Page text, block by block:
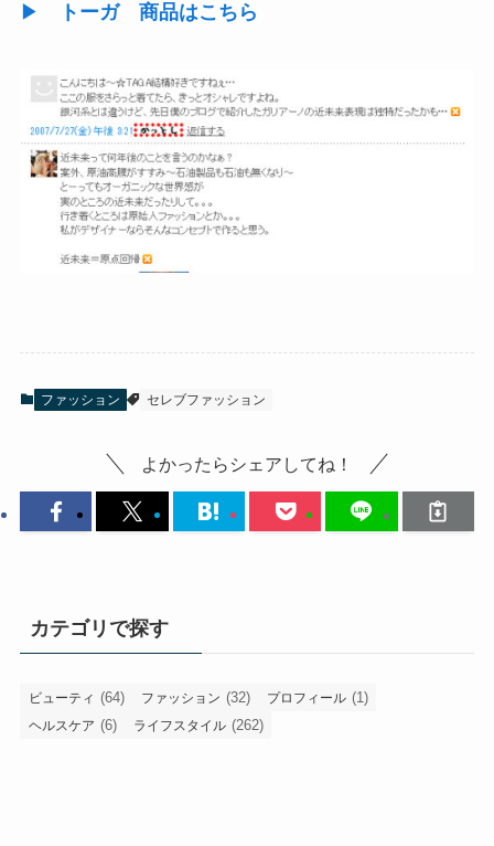
▶ トーガ 商品はこちら
ファッション セレブファッション
よかったらシェアしてね！
カテゴリで探す
ビューティ (64) ファッション (32) プロフィール (1)
ヘルスケア (6) ライフスタイル (262)